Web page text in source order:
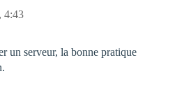
4:43
un serveur, la bonne pratique